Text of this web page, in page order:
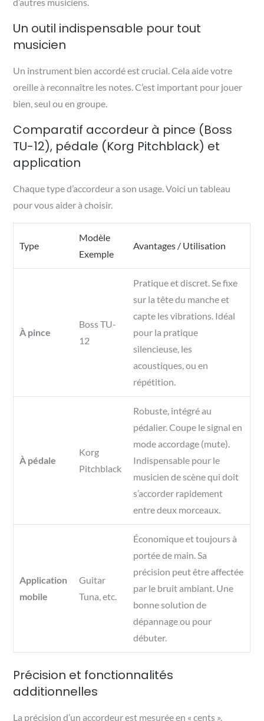
d’autres musiciens.
Un outil indispensable pour tout
musicien
Un instrument bien accordé est crucial. Cela aide votre
oreille à reconnaître les notes. C’est important pour jouer
bien, seul ou en groupe.
Comparatif accordeur à pince (Boss
TU-12), pédale (Korg Pitchblack) et
application
Chaque type d’accordeur a son usage. Voici un tableau
pour vous aider à choisir.
Type
Modèle
Exemple
Avantages / Utilisation
À pince
Boss TU-
12
Pratique et discret. Se fixe
sur la tête du manche et
capte les vibrations. Idéal
pour la pratique
silencieuse, les
acoustiques, ou en
répétition.
À pédale
Korg
Pitchblack
Robuste, intégré au
pédalier. Coupe le signal en
mode accordage (mute).
Indispensable pour le
musicien de scène qui doit
s’accorder rapidement
entre deux morceaux.
Application
mobile
Guitar
Tuna, etc.
Économique et toujours à
portée de main. Sa
précision peut être affectée
par le bruit ambiant. Une
bonne solution de
dépannage ou pour
débuter.
Précision et fonctionnalités
additionnelles
La précision d’un accordeur est mesurée en « cents ».